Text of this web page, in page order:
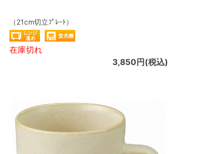
（21cm切立ﾌﾟﾚｰﾄ）
在庫切れ
3,850円(税込)